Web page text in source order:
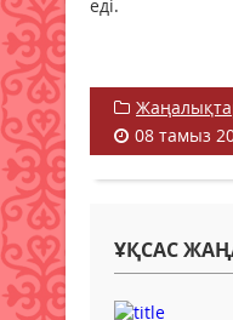
еді.
08 тамыз
ҰҚСАС